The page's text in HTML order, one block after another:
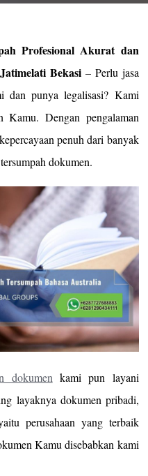
Profesional Akurat dan
Bekasi– Perlu jasa
dan punya legalisasi? Kami
Kamu. Dengan pengalaman
penuh dari banyak
dokumen.
dokumen kami pun layani
layaknya dokumen pribadi,
perusahaan yang terbaik
Kamu disebabkan kami